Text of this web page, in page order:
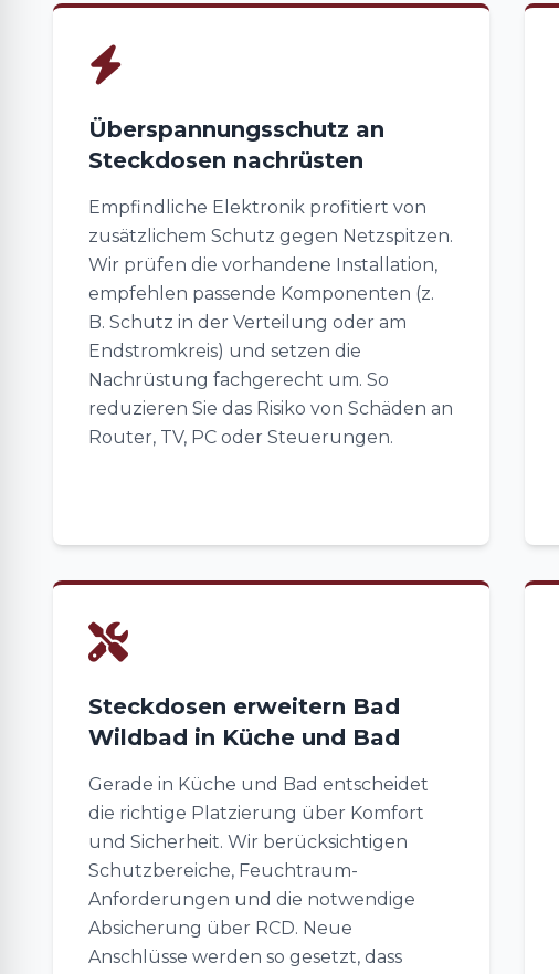
Überspannungsschutz an
Steckdosen nachrüsten
Empfindliche Elektronik profitiert von
zusätzlichem Schutz gegen Netzspitzen.
Wir prüfen die vorhandene Installation,
empfehlen passende Komponenten (z.
B. Schutz in der Verteilung oder am
Endstromkreis) und setzen die
Nachrüstung fachgerecht um. So
reduzieren Sie das Risiko von Schäden an
Router, TV, PC oder Steuerungen.
Steckdosen erweitern Bad
Wildbad in Küche und Bad
Gerade in Küche und Bad entscheidet
die richtige Platzierung über Komfort
und Sicherheit. Wir berücksichtigen
Schutzbereiche, Feuchtraum-
Anforderungen und die notwendige
Absicherung über RCD. Neue
Anschlüsse werden so gesetzt, dass